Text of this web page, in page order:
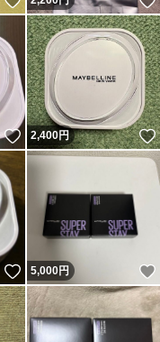
いいね！
2,400円
いいね！
5,000円